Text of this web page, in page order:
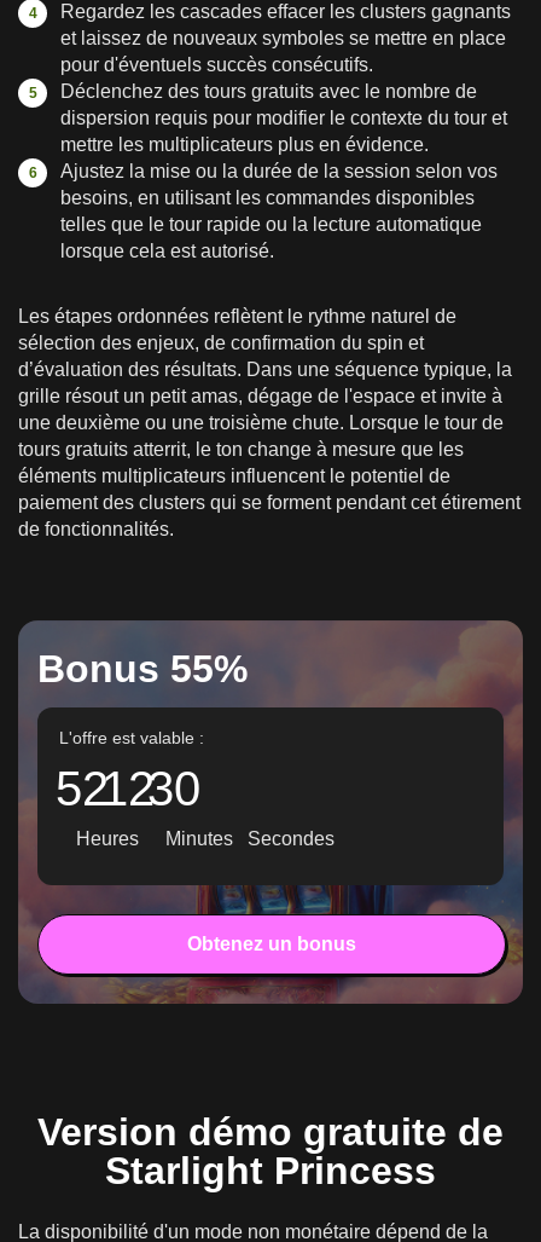
Regardez les cascades effacer les clusters gagnants
et laissez de nouveaux symboles se mettre en place
pour d'éventuels succès consécutifs.
Déclenchez des tours gratuits avec le nombre de
dispersion requis pour modifier le contexte du tour et
mettre les multiplicateurs plus en évidence.
Ajustez la mise ou la durée de la session selon vos
besoins, en utilisant les commandes disponibles
telles que le tour rapide ou la lecture automatique
lorsque cela est autorisé.
Les étapes ordonnées reflètent le rythme naturel de
sélection des enjeux, de confirmation du spin et
d’évaluation des résultats. Dans une séquence typique, la
grille résout un petit amas, dégage de l'espace et invite à
une deuxième ou une troisième chute. Lorsque le tour de
tours gratuits atterrit, le ton change à mesure que les
éléments multiplicateurs influencent le potentiel de
paiement des clusters qui se forment pendant cet étirement
de fonctionnalités.
Bonus 55%
L'offre est valable :
521228
Heures Minutes Secondes
Obtenez un bonus
Version démo gratuite de
Starlight Princess
La disponibilité d'un mode non monétaire dépend de la